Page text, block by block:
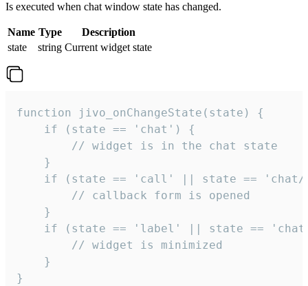
Is executed when chat window state has changed.
Name Type
Description
state
string Current widget state
function jivo_onChangeState(state) {
    if (state == 'chat') {
        // widget is in the chat state
    }
if (state == 'call' || state ==
        // callback form is opened
    }
if (state == 'label' || state ==
        // widget is minimized
    }
}